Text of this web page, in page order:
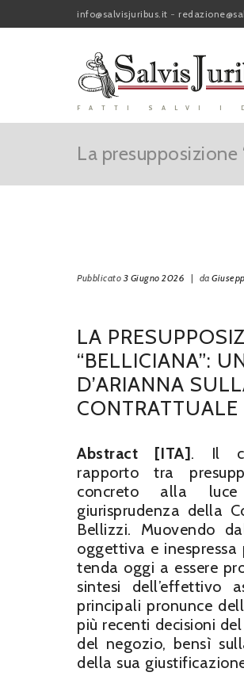
info@salvisjuribus.it -
FATTI SALVI I
La presupposizione
Pubblicato3 Giugno 2026 | da
LA
“BELLICIANA”:
D’ARIANNA
CONTRATTUALE
Abstract [ITA]. Il
rapporto tra
concreto alla
giurisprudenza della
Bellizzi. Muovendo
oggettiva e
tenda oggi a essere
sintesi dell’effettivo
principali pronunce
più recenti decisioni
del negozio, bensì
della sua